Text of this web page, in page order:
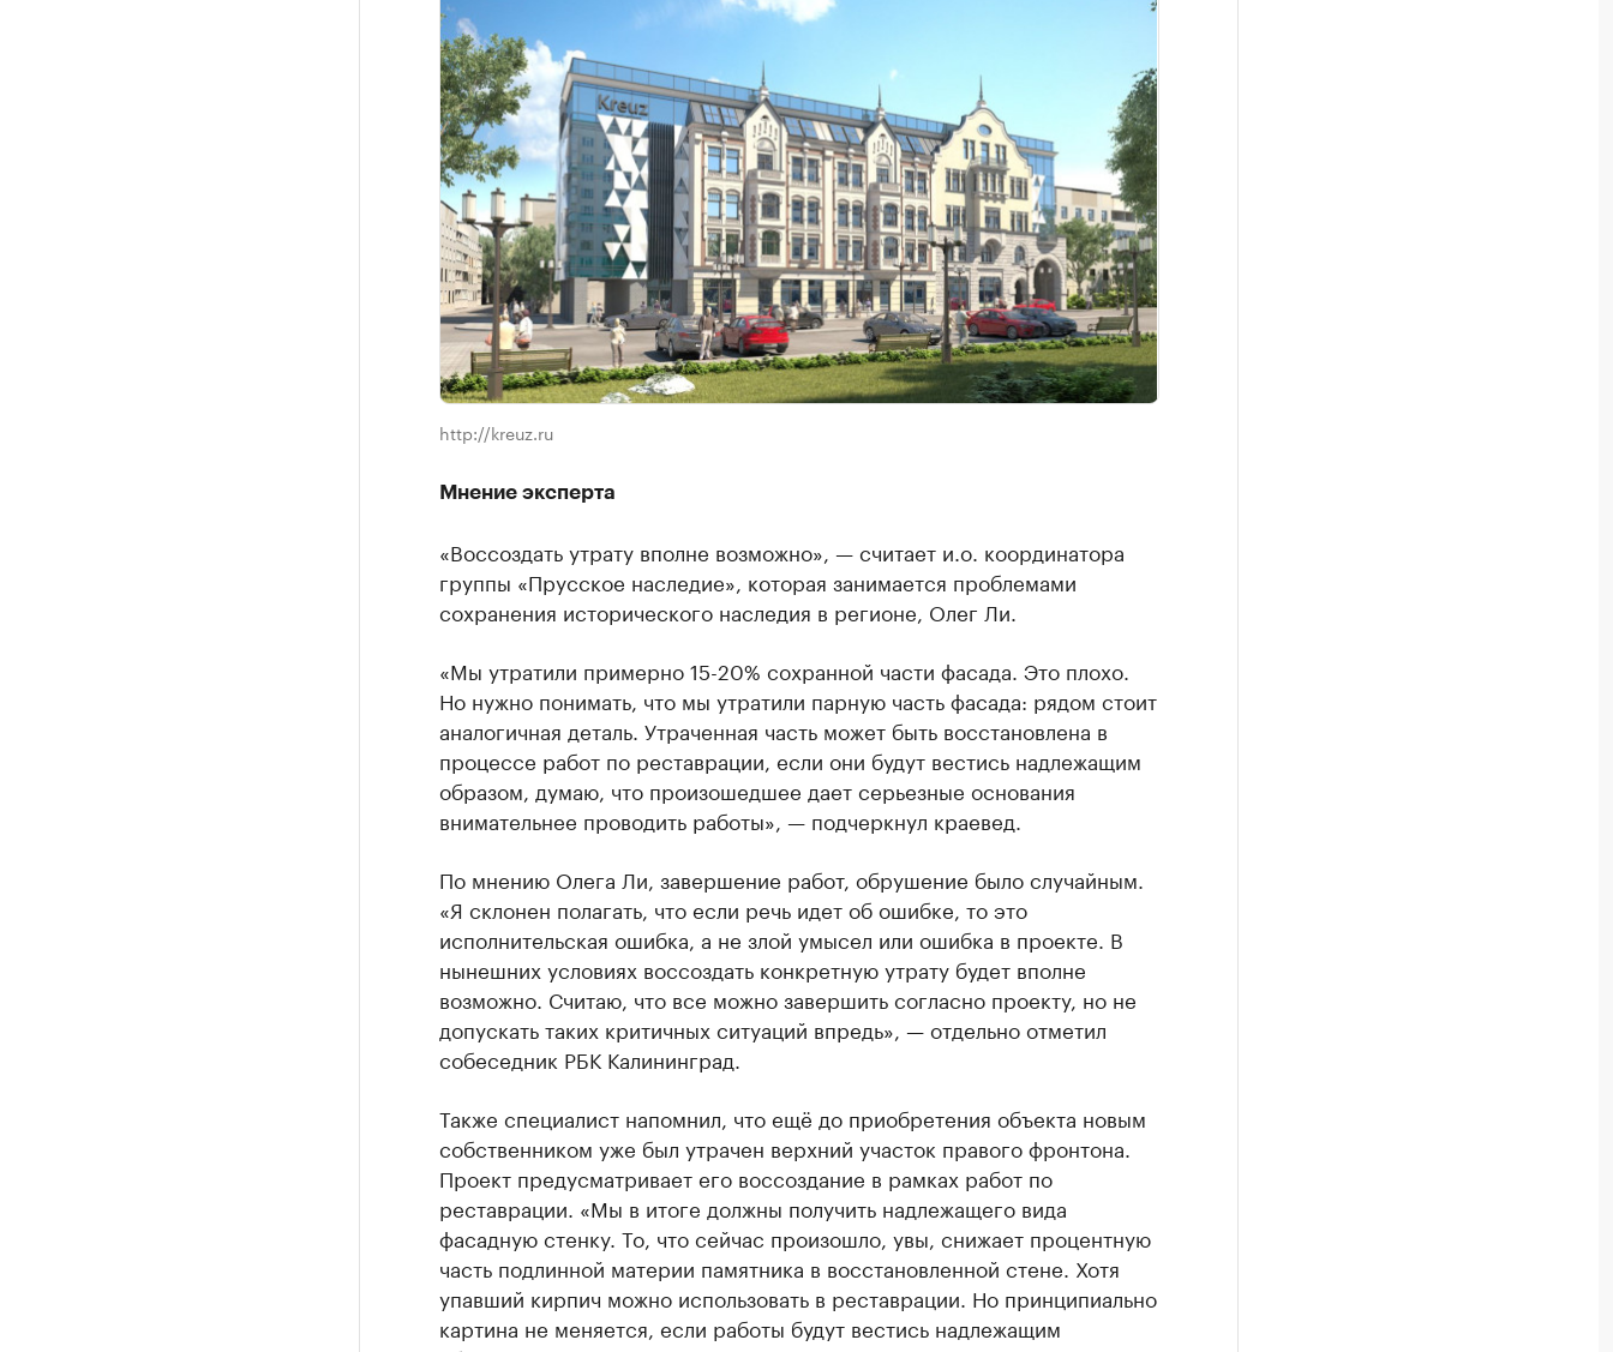
http://kreuz.ru
Мнение эксперта
«Воссоздать утрату вполне возможно», — считает и.о. координатора
группы «Прусское наследие», которая занимается проблемами
сохранения исторического наследия в регионе, Олег Ли.
«Мы утратили примерно 15-20% сохранной части фасада. Это плохо.
Но нужно понимать, что мы утратили парную часть фасада: рядом стоит
аналогичная деталь. Утраченная часть может быть восстановлена в
процессе работ по реставрации, если они будут вестись надлежащим
образом, думаю, что произошедшее дает серьезные основания
внимательнее проводить работы», — подчеркнул краевед.
По мнению Олега Ли, завершение работ, обрушение было случайным.
«Я склонен полагать, что если речь идет об ошибке, то это
исполнительская ошибка, а не злой умысел или ошибка в проекте. В
нынешних условиях воссоздать конкретную утрату будет вполне
возможно. Считаю, что все можно завершить согласно проекту, но не
допускать таких критичных ситуаций впредь», — отдельно отметил
собеседник РБК Калининград.
Также специалист напомнил, что ещё до приобретения объекта новым
собственником уже был утрачен верхний участок правого фронтона.
Проект предусматривает его воссоздание в рамках работ по
реставрации. «Мы в итоге должны получить надлежащего вида
фасадную стенку. То, что сейчас произошло, увы, снижает процентную
часть подлинной материи памятника в восстановленной стене. Хотя
упавший кирпич можно использовать в реставрации. Но принципиально
картина не меняется, если работы будут вестись надлежащим